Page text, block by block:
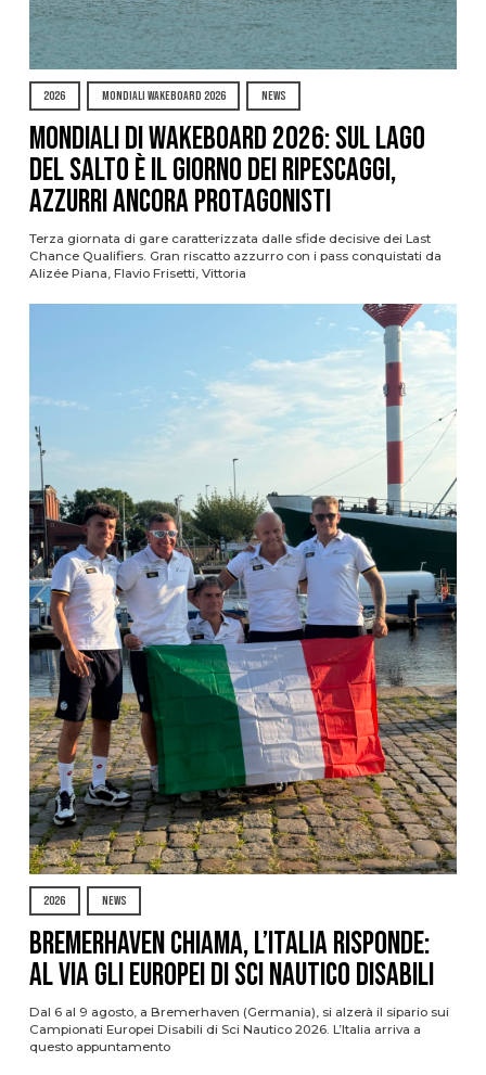
2026 MONDIALI WAKEBOARD 2026 NEWS
Mondiali di Wakeboard 2026: sul Lago
del Salto è il giorno dei ripescaggi,
azzurri ancora protagonisti
Terza giornata di gare caratterizzata dalle sfide decisive dei Last
Chance Qualifiers. Gran riscatto azzurro con i pass conquistati da
Alizée Piana, Flavio Frisetti, Vittoria
2026 NEWS
Bremerhaven chiama, l’Italia risponde:
al via gli Europei di Sci Nautico Disabili
Dal 6 al 9 agosto, a Bremerhaven (Germania), si alzerà il sipario sui
Campionati Europei Disabili di Sci Nautico 2026. L’Italia arriva a
questo appuntamento